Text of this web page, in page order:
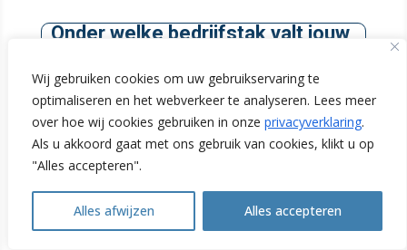
Wij gebruiken cookies om uw gebruikservaring te
optimaliseren en het webverkeer te analyseren. Lees meer
over hoe wij cookies gebruiken in onze privacyverklaring.
Als u akkoord gaat met ons gebruik van cookies, klikt u op
"Alles accepteren".
Alles afwijzen Alles accepteren
Onder welke bedrijfstak valt jouw
Erkende maatregelenlijsten voor
energiebesparing (EML) zijn
bedoeld om het voor je bedrijf of
instelling eenvoudiger te maken. De
energiemaatregelen zijn
Open